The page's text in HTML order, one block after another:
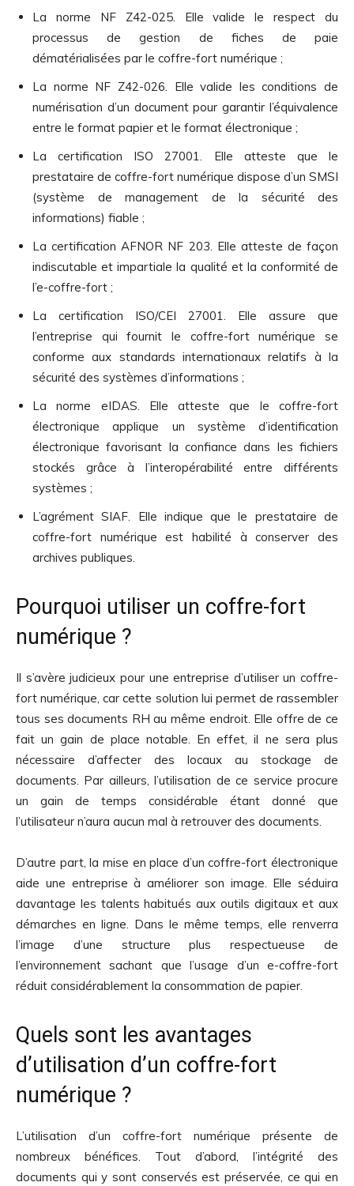
La norme NF Z42-025. Elle valide le respect du
processus de gestion de fiches de paie
dématérialisées par le coffre-fort numérique ;
La norme NF Z42-026. Elle valide les conditions de
numérisation d’un document pour garantir l’équivalence
entre le format papier et le format électronique ;
La certification ISO 27001. Elle atteste que le
prestataire de coffre-fort numérique dispose d’un SMSI
(système de management de la sécurité des
informations) fiable ;
La certification AFNOR NF 203. Elle atteste de façon
indiscutable et impartiale la qualité et la conformité de
l’e-coffre-fort ;
La certification ISO/CEI 27001. Elle assure que
l’entreprise qui fournit le coffre-fort numérique se
conforme aux standards internationaux relatifs à la
sécurité des systèmes d’informations ;
La norme eIDAS. Elle atteste que le coffre-fort
électronique applique un système d’identification
électronique favorisant la confiance dans les fichiers
stockés grâce à l’interopérabilité entre différents
systèmes ;
L’agrément SIAF. Elle indique que le prestataire de
coffre-fort numérique est habilité à conserver des
archives publiques.
Pourquoi utiliser un coffre-fort
numérique ?
Il s’avère judicieux pour une entreprise d’utiliser un coffre-
fort numérique, car cette solution lui permet de rassembler
tous ses documents RH au même endroit. Elle offre de ce
fait un gain de place notable. En effet, il ne sera plus
nécessaire d’affecter des locaux au stockage de
documents. Par ailleurs, l’utilisation de ce service procure
un gain de temps considérable étant donné que
l’utilisateur n’aura aucun mal à retrouver des documents.
D’autre part, la mise en place d’un coffre-fort électronique
aide une entreprise à améliorer son image. Elle séduira
davantage les talents habitués aux outils digitaux et aux
démarches en ligne. Dans le même temps, elle renverra
l’image d’une structure plus respectueuse de
l’environnement sachant que l’usage d’un e-coffre-fort
réduit considérablement la consommation de papier.
Quels sont les avantages
d’utilisation d’un coffre-fort
numérique ?
L’utilisation d’un coffre-fort numérique présente de
nombreux bénéfices. Tout d’abord, l’intégrité des
documents qui y sont conservés est préservée, ce qui en